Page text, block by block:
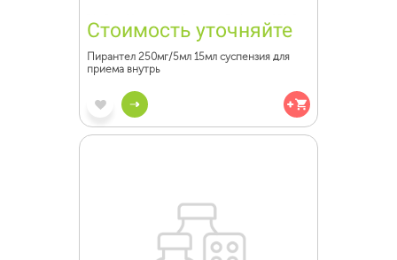
Стоимость уточняйте
Пирантел 250мг/5мл 15мл суспензия для
приема внутрь